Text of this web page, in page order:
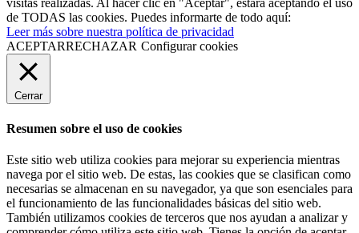
visitas realizadas. Al hacer clic en "Aceptar", estará aceptando el uso
de TODAS las cookies. Puedes informarte de todo aquí:
Leer más sobre nuestra política de privacidad
ACEPTARRECHAZAR Configurar cookies
Cerrar
Resumen sobre el uso de cookies
Este sitio web utiliza cookies para mejorar su experiencia mientras
navega por el sitio web. De estas, las cookies que se clasifican como
necesarias se almacenan en su navegador, ya que son esenciales para
el funcionamiento de las funcionalidades básicas del sitio web.
También utilizamos cookies de terceros que nos ayudan a analizar y